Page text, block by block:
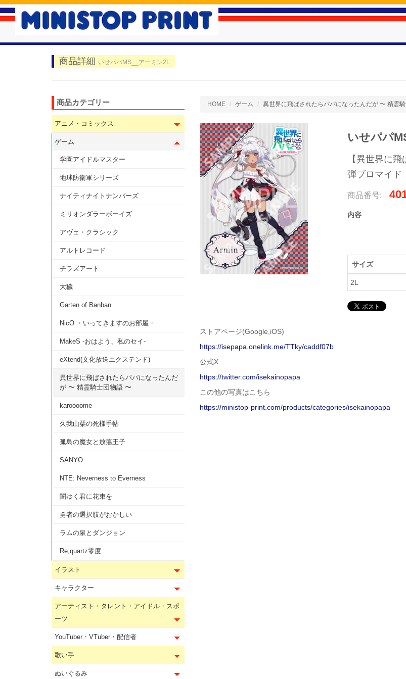
商品詳細 いせパパMS__アーミン2L
HOME ゲーム 異世界に飛ばされたらパパになったんだが 〜 精霊
いせパパ
【異世界に
弾ブロマイド
商品番号:
内容
サイズ
2L
ストアページ(Google,iOS)
https://isepapa.onelink.me/TTky/caddf07b
公式X
https://twitter.com/isekainopapa
この他の写真はこちら
https://ministop-print.com/products/categories/isekainopapa
商品カテゴリー
アニメ・コミックス
ゲーム
学園アイドルマスター
地球防衛軍シリーズ
ナイティナイトナンバーズ
ミリオンダラーボーイズ
アヴェ・クラシック
アルトレコード
チラズアート
大穢
Garten of Banban
NicO ・いってきますのお部屋・
MakeS -おはよう、私のセイ-
eXtend(文化放送エクステンド)
異世界に飛ばされたらパパになったんだ
が 〜 精霊騎士団物語 〜
karoooome
久我山栞の死様手帖
孤島の魔女と放蕩王子
SANYO
NTE: Neverness to Everness
闇ゆく君に花束を
勇者の選択肢がおかしい
ラムの泉とダンジョン
Re;quartz零度
イラスト
キャラクター
アーティスト・タレント・アイドル・スポ
ーツ
YouTuber・VTuber・配信者
歌い手
ぬいぐるみ